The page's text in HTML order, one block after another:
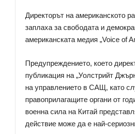
Директорът на американското
заплаха за свободата и
американската медия „Voice of
Предупреждението, което
публикация на „Уолстрийт
на управлението в САЩ, като
правоприлагащите органи от
военна сила на Китай
действие може да е най-